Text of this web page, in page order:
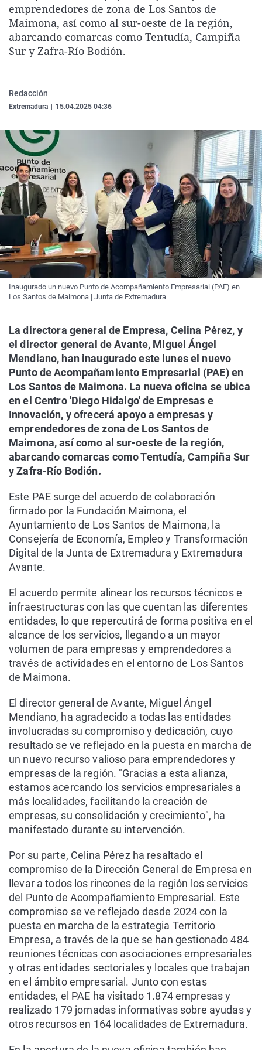
La rosa de los vientos
Gente viajera
Caso
Retornados
Extremadura
Galicia
Virales
Televisión
emprendedores de zona de Los Santos de
Maimona, así como al sur-oeste de la región,
abarcando comarcas como Tentudía, Campiña
Sur y Zafra-Río Bodión.
Redacción
Extremadura 15.04.2025 04:36
Inaugurado un nuevo Punto de Acompañamiento Empresarial (PAE) en
Los Santos de Maimona | Junta de Extremadura
La directora general de Empresa, Celina Pérez, y
el director general de Avante, Miguel Ángel
Mendiano, han inaugurado este lunes el nuevo
Punto de Acompañamiento Empresarial (PAE) en
Los Santos de Maimona. La nueva oficina se ubica
en el Centro 'Diego Hidalgo' de Empresas e
Innovación, y ofrecerá apoyo a empresas y
emprendedores de zona de Los Santos de
Maimona, así como al sur-oeste de la región,
abarcando comarcas como Tentudía, Campiña Sur
y Zafra-Río Bodión.
Este PAE surge del acuerdo de colaboración
firmado por la Fundación Maimona, el
Ayuntamiento de Los Santos de Maimona, la
Consejería de Economía, Empleo y Transformación
Digital de la Junta de Extremadura y Extremadura
Avante.
El acuerdo permite alinear los recursos técnicos e
infraestructuras con las que cuentan las diferentes
entidades, lo que repercutirá de forma positiva en el
alcance de los servicios, llegando a un mayor
volumen de para empresas y emprendedores a
través de actividades en el entorno de Los Santos
de Maimona.
El director general de Avante, Miguel Ángel
Mendiano, ha agradecido a todas las entidades
involucradas su compromiso y dedicación, cuyo
resultado se ve reflejado en la puesta en marcha de
un nuevo recurso valioso para emprendedores y
empresas de la región. "Gracias a esta alianza,
estamos acercando los servicios empresariales a
más localidades, facilitando la creación de
empresas, su consolidación y crecimiento", ha
manifestado durante su intervención.
Por su parte, Celina Pérez ha resaltado el
compromiso de la Dirección General de Empresa en
llevar a todos los rincones de la región los servicios
del Punto de Acompañamiento Empresarial. Este
compromiso se ve reflejado desde 2024 con la
puesta en marcha de la estrategia Territorio
Empresa, a través de la que se han gestionado 484
reuniones técnicas con asociaciones empresariales
y otras entidades sectoriales y locales que trabajan
en el ámbito empresarial. Junto con estas
entidades, el PAE ha visitado 1.874 empresas y
realizado 179 jornadas informativas sobre ayudas y
otros recursos en 164 localidades de Extremadura.